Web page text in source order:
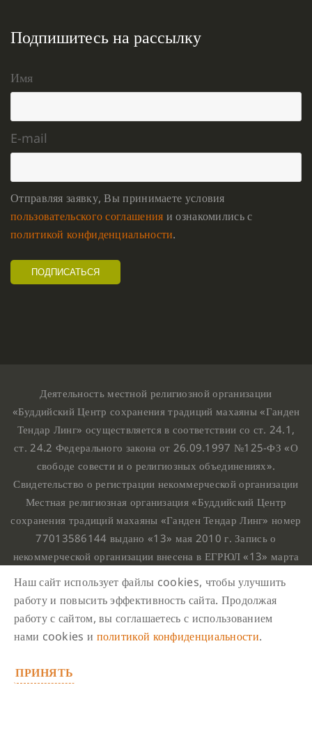
Подпишитесь на рассылку
Имя
E-mail
Отправляя заявку, Вы принимаете условия
пользовательского соглашения и ознакомились с
политикой конфиденциальности.
Деятельность местной религиозной организации
«Буддийский Центр сохранения традиций махаяны «Ганден
Тендар Линг» осуществляется в соответствии со ст. 24.1,
ст. 24.2 Федерального закона от 26.09.1997 №125-ФЗ «О
свободе совести и о религиозных объединениях».
Свидетельство о регистрации некоммерческой организации
Местная религиозная организация «Буддийский Центр
сохранения традиций махаяны «Ганден Тендар Линг» номер
77013586144 выдано «13» мая 2010 г. Запись о
некоммерческой организации внесена в ЕГРЮЛ «13» марта
номером 1107799015708.
Ганден Тендар Линг © 2020 Все права защищены
Наш адрес : г. Москва, Нахимовский проспект, 32. Этаж
10, каб.1023,
Наш сайт использует файлы cookies, чтобы улучшить
работу и повысить эффективность сайта. Продолжая
работу с сайтом, вы соглашаетесь с использованием
нами cookies и политикой конфиденциальности.
ПРИНЯТЬ